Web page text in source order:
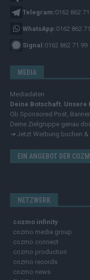
Telegram:0162 862
WhatsApp:0162 862
Signal:0162 862 71 99
MEDIA
Mediadaten
Deine Botschaft. Unsere
Ob Sponsored Post,
Deine Zielgruppe genau
➔ Jetzt Werbung buchen
EIN ANGEBOT DER
NETZWERK
cozmo infinity
cozmo media group
cozmo connect
cozmo production
cozmo records
cozmo news